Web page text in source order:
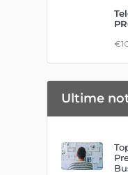
Ultime